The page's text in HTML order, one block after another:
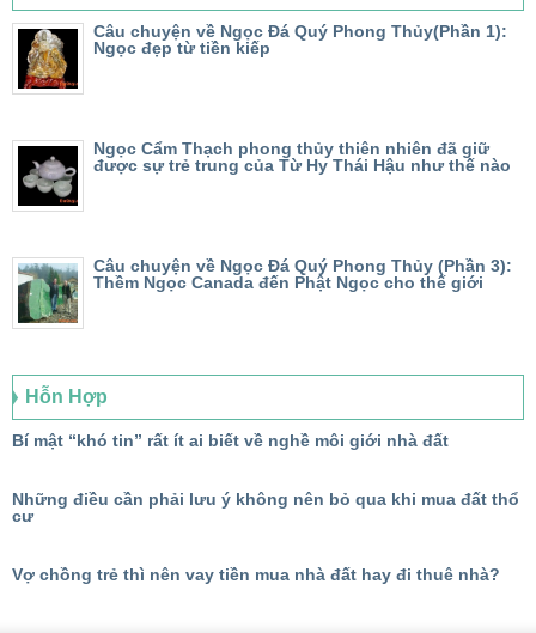
Câu chuyện về Ngọc Đá Quý Phong Thủy(Phần 1):
Ngọc đẹp từ tiền kiếp
Ngọc Cẩm Thạch phong thủy thiên nhiên đã giữ
được sự trẻ trung của Từ Hy Thái Hậu như thế nào
Câu chuyện về Ngọc Đá Quý Phong Thủy (Phần 3):
Thềm Ngọc Canada đến Phật Ngọc cho thế giới
Hỗn Hợp
Bí mật “khó tin” rất ít ai biết về nghề môi giới nhà đất
Những điều cần phải lưu ý không nên bỏ qua khi mua đất thổ
cư
Vợ chồng trẻ thì nên vay tiền mua nhà đất hay đi thuê nhà?